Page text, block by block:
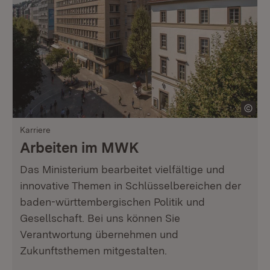
Karriere
Arbeiten im MWK
Das Ministerium bearbeitet vielfältige und
innovative Themen in Schlüsselbereichen der
baden-württembergischen Politik und
Gesellschaft. Bei uns können Sie
Verantwortung übernehmen und
Zukunftsthemen mitgestalten.